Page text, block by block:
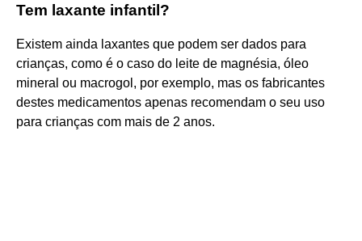
Tem laxante infantil?
Existem ainda laxantes que podem ser dados para
crianças, como é o caso do leite de magnésia, óleo
mineral ou macrogol, por exemplo, mas os fabricantes
destes medicamentos apenas recomendam o seu uso
para crianças com mais de 2 anos.